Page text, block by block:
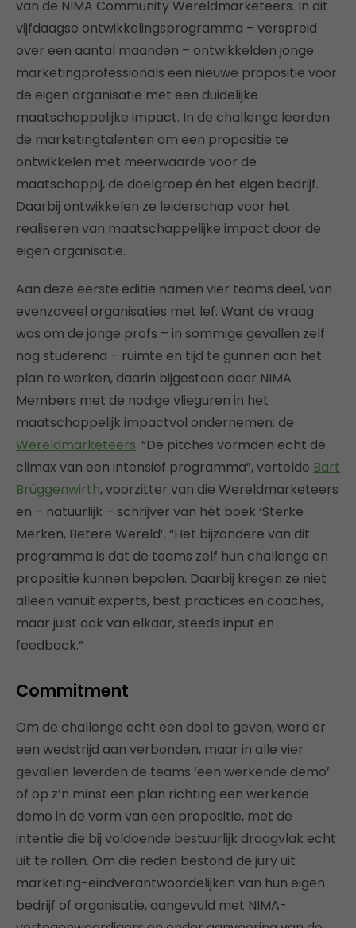
van de NIMA Community Wereldmarketeers. In dit
vijfdaagse ontwikkelingsprogramma – verspreid
over een aantal maanden – ontwikkelden jonge
marketingprofessionals een nieuwe propositie voor
de eigen organisatie met een duidelijke
maatschappelijke impact. In de challenge leerden
de marketingtalenten om een propositie te
ontwikkelen met meerwaarde voor de
maatschappij, de doelgroep én het eigen bedrijf.
Daarbij ontwikkelen ze leiderschap voor het
realiseren van maatschappelijke impact door de
eigen organisatie.
Aan deze eerste editie namen vier teams deel, van
evenzoveel organisaties met lef. Want de vraag
was om de jonge profs – in sommige gevallen zelf
nog studerend – ruimte en tijd te gunnen aan het
plan te werken, daarin bijgestaan door NIMA
Members met de nodige vlieguren in het
maatschappelijk impactvol ondernemen: de
Wereldmarketeers. “De pitches vormden echt de
climax van een intensief programma”, vertelde Bart
Brüggenwirth, voorzitter van die Wereldmarketeers
en – natuurlijk – schrijver van hét boek ‘Sterke
Merken, Betere Wereld’. “Het bijzondere van dit
programma is dat de teams zelf hun challenge en
propositie kunnen bepalen. Daarbij kregen ze niet
alleen vanuit experts, best practices en coaches,
maar juist ook van elkaar, steeds input en
feedback.”
Commitment
Om de challenge echt een doel te geven, werd er
een wedstrijd aan verbonden, maar in alle vier
gevallen leverden de teams ‘een werkende demo’
of op z’n minst een plan richting een werkende
demo in de vorm van een propositie, met de
intentie die bij voldoende bestuurlijk draagvlak echt
uit te rollen. Om die reden bestond de jury uit
marketing-eindverantwoordelijken van hun eigen
bedrijf of organisatie, aangevuld met NIMA-